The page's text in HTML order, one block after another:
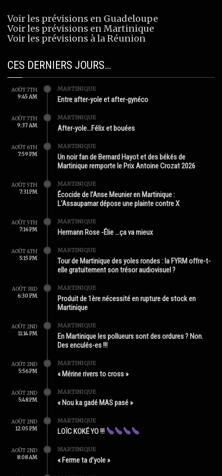
Voir les prévisions en Guadeloupe
Voir les prévisions en Martinique
Voir les prévisions à la Réunion
CES DERNIERS JOURS…
AOÛT 7TH
9:45 AM
MARTINIQUE
Entre after-yole et after-gynéco
AOÛT 7TH
9:37 AM
MARTINIQUE
After-yole…Félix et bouées
AOÛT 6TH
7:59 PM
MARTINIQUE
Un noir fan de Bernard Hayot et des békés de
Martinique remporte le Prix Antoine Crozat 2026
AOÛT 5TH
7:31 PM
MARTINIQUE
Écocide de l’Anse Meunier en Martinique :
L’Assaupamar dépose une plainte contre X
AOÛT 5TH
7:16 PM
MARTINIQUE
Hermann Rose -Élie …ça va mieux
AOÛT 4TH
5:15 PM
MARTINIQUE
Tour de Martinique des yoles rondes : la FYRM offre-t-
elle gratuitement son trésor audiovisuel ?
AOÛT 3RD
6:30 PM
MARTINIQUE
Produit de 1ère nécessité en rupture de stock en
Martinique
AOÛT 2ND
11:14 PM
MARTINIQUE
En Martinique les pollueurs sont des ordures ? Non.
Des enculés-es !!!
AOÛT 2ND
5:56 PM
MARTINIQUE
« Mérine rivers to cross »
AOÛT 2ND
5:48 PM
MARTINIQUE
« Nou ka gadé MAS pasé »
AOÛT 2ND
12:05 PM
MARTINIQUE
LOÏC KOKÉ YO !!!
AOÛT 2ND
8:08 AM
MARTINIQUE
« Ferme ta d’yole »